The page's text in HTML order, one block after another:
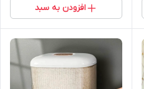
افزودن به سبد